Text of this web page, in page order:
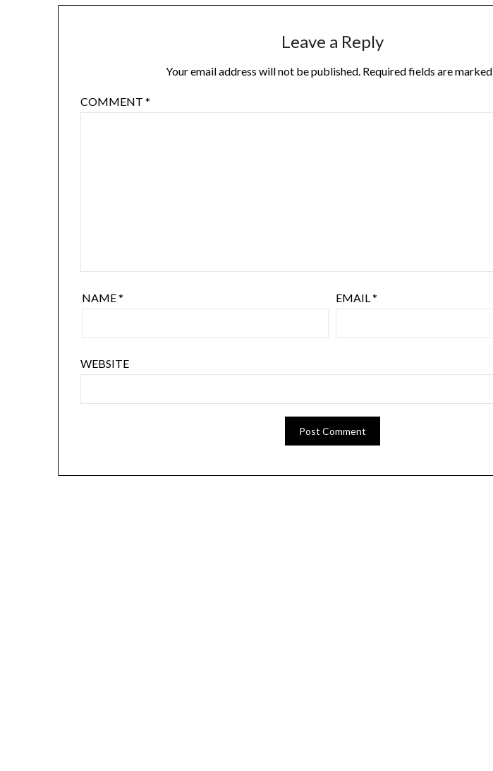
Leave a Reply
Your email address will not be published. Required fields are marked
COMMENT*
NAME* EMAIL*
WEBSITE